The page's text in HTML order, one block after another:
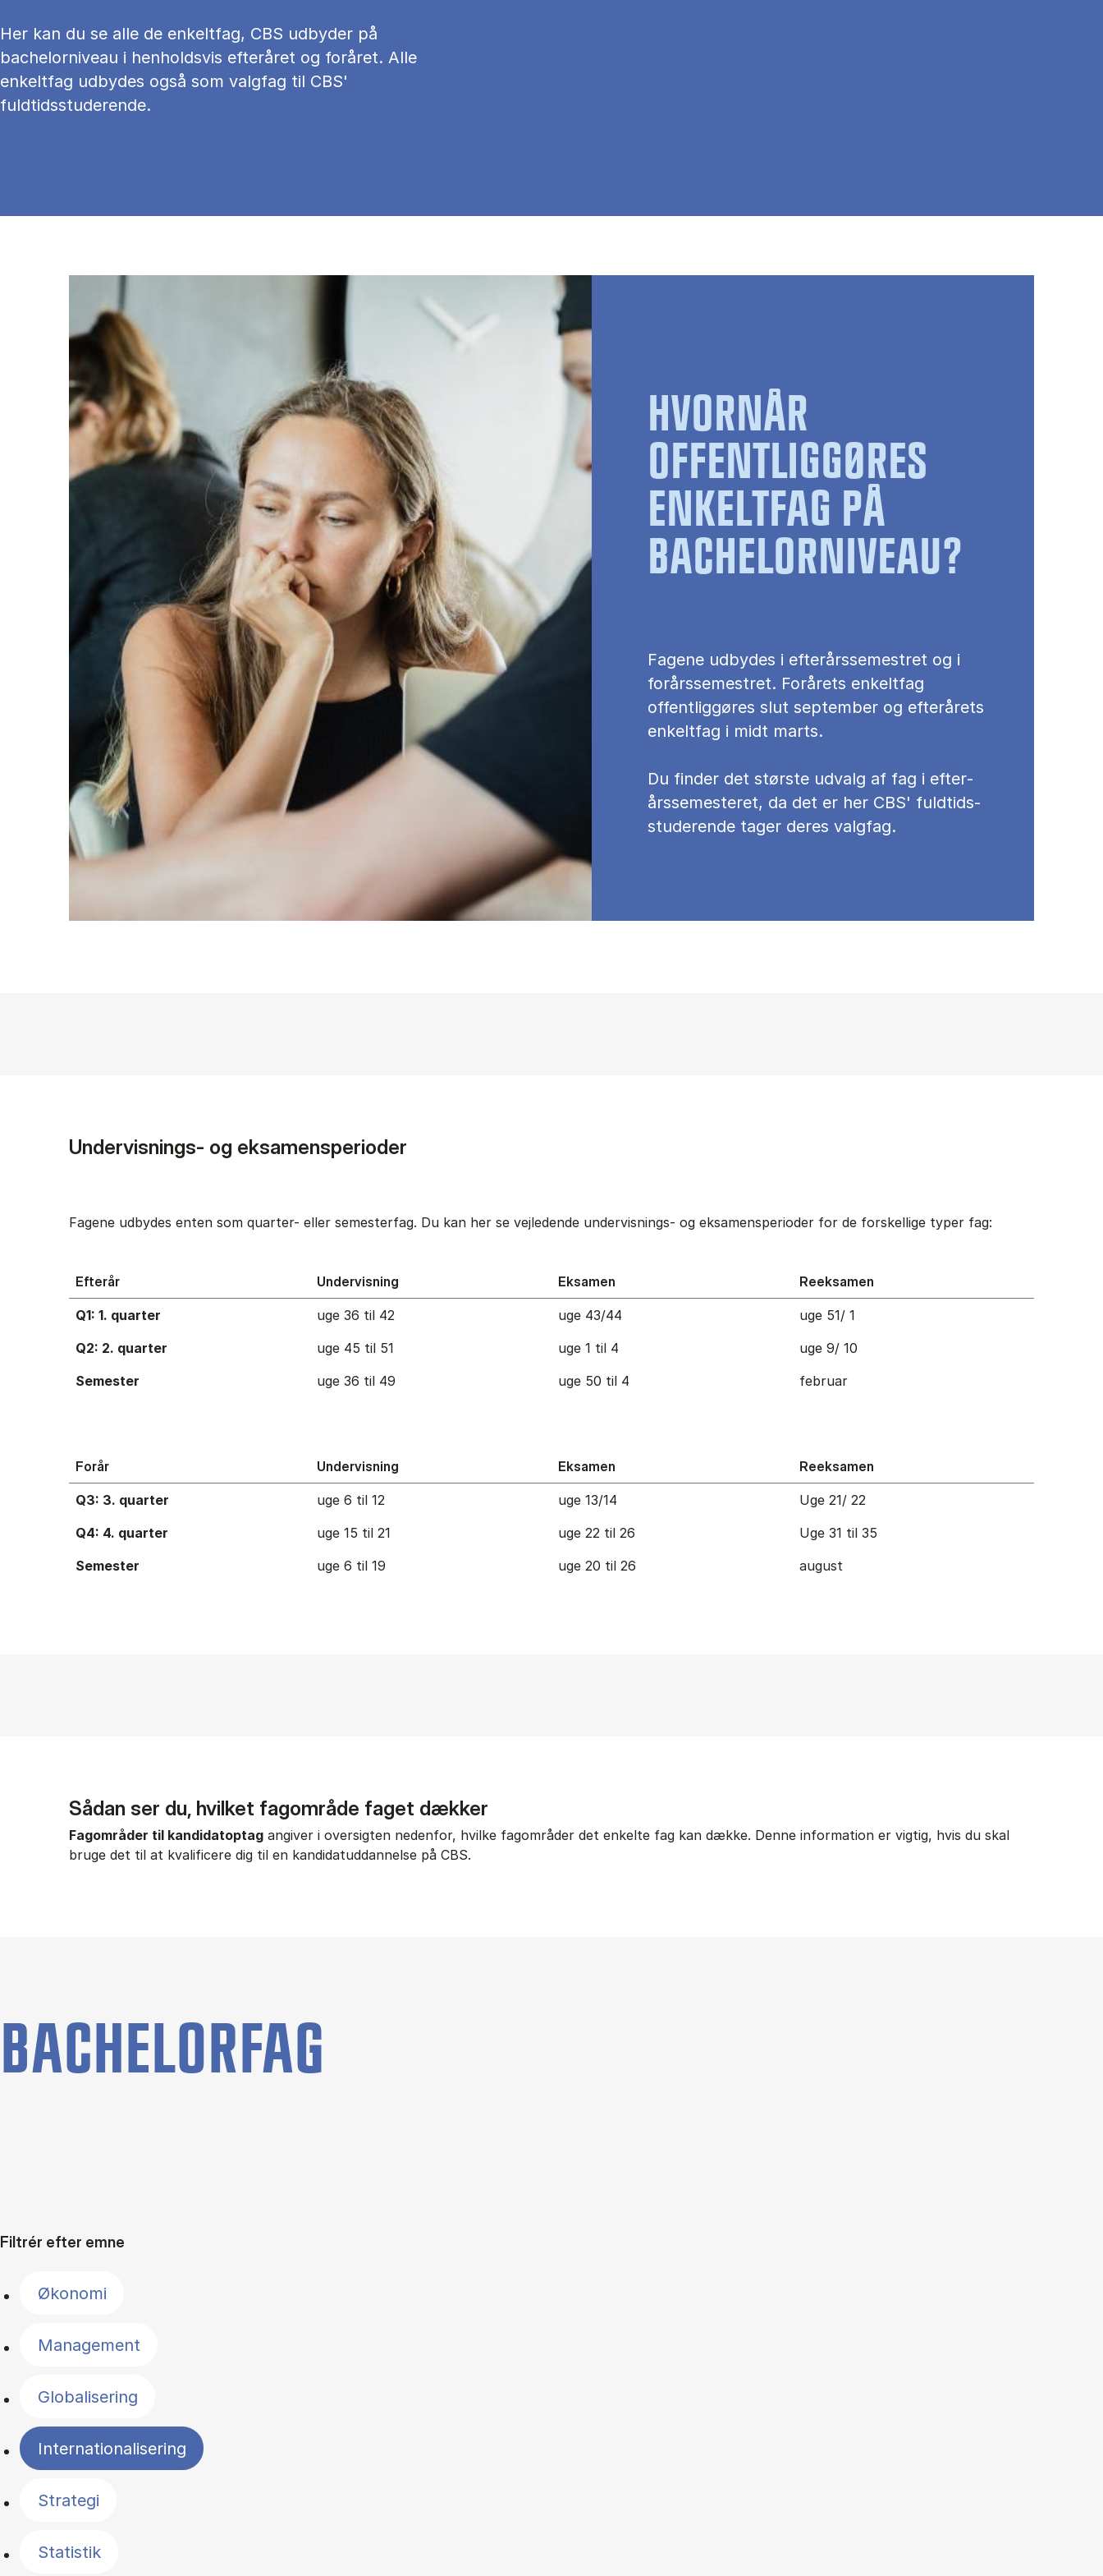
Her kan du se alle de enkeltfag, CBS udbyder på
bachelorniveau i henholdsvis efteråret og foråret. Alle
enkeltfag udbydes også som valgfag til CBS'
fuldtidsstuderende.
HVORNÅR
OFFENTLIGGØRES
ENKELTFAG PÅ
BACHELORNIVEAU?
Fagene udbydes i efterårssemestret og i
forårssemestret. Forårets enkeltfag
offentliggøres slut september og efterårets
enkeltfag i midt marts.
Du fin­der det stør­ste ud­valg af fag i ef­ter­
års­se­meste­ret, da det er her CBS' fuld­tids­
stu­de­ren­de ta­ger de­res valg­fag.
Undervisnings- og eksamensperioder
Fagene udbydes enten som quarter- eller semesterfag. Du kan her se vejledende undervisnings- og eksamensperioder for de forskellige typer fag:
Efterår Undervisning Eksamen Reeksamen
Q1: 1. quarter uge 36 til 42 uge 43/44
uge 51/ 1
Q2: 2. quarter
uge 45 til 51 uge 1 til 4
uge 9/ 10
Semester
uge 36 til 49 uge 50 til 4 februar
Forår Undervisning Eksamen Reeksamen
Q3: 3. quarter uge 6 til 12 uge 13/14
Uge 21/ 22
Q4: 4. quarter
uge 15 til 21 uge 22 til 26
Uge 31 til 35
Semester
uge 6 til 19 uge 20 til 26 august
Sådan ser du, hvilket fagområde faget dækker
Fagområder til kandidatoptag angiver i oversigten nedenfor, hvilke fagområder det enkelte fag kan dække. Denne information er vigtig, hvis du skal
bruge det til at kvalificere dig til en kandidatuddannelse på CBS.
BACHELORFAG
Filtrér efter emne
Økonomi
Management
Globalisering
Internationalisering
Strategi
Statistik